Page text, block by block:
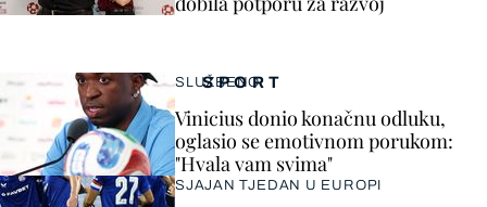
SPORT
SLUŽBENO
Vinicius donio konačnu odluku,
oglasio se emotivnom porukom:
"Hvala vam svima"
SJAJAN TJEDAN U EUROPI